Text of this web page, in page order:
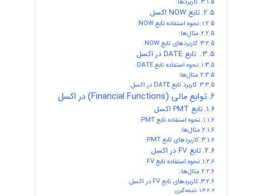
کاربردها:
تابع NOW اکسل
نحوه استفاده تابع NOW:
مثال‌ها:
کاربردهای تابع NOW:
تابع DATE در اکسل
نحوه استفاده تابع DATE:
مثال‌ها:
کاربرد تابع DATE در اکسل:
توابع مالی (Financial Functions) در اکسل
تابع PMT اکسل
نحوه استفاده تابع PMT:
مثال‌ها:
کاربردهای تابع PMT:
تابع FV در اکسل
نحوه استفاده تابع FV:
مثال‌ها:
کاربردهای تابع FV در اکسل:
نتیجه‌گیری